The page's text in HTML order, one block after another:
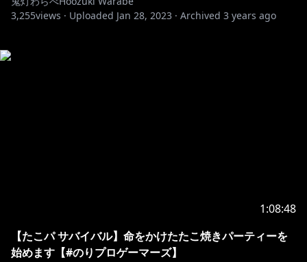
3,255views · Uploaded Jan 28, 2023 · Archived 3 years ago
1:08:48
【たこパ サバイバル】命をかけたたこ焼きパーティーを
始めます【#のりプロゲーマーズ】